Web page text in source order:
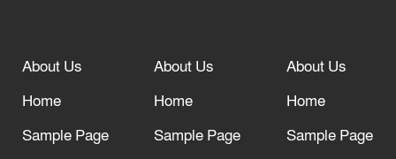
About Us
Home
Sample Page
About Us
Home
Sample Page
About Us
Home
Sample Page